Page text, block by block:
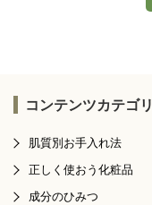
コンテンツカテゴリ
肌質別お手入れ法
正しく使おう化粧品
成分のひみつ